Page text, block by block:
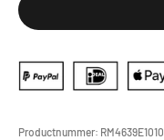
Productnummer: RM4639E1010